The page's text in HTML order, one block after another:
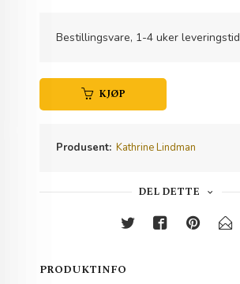
Bestillingsvare, 1-4 uker leveringstid
KJØP
Produsent: Kathrine Lindman
DEL DETTE
PRODUKTINFO